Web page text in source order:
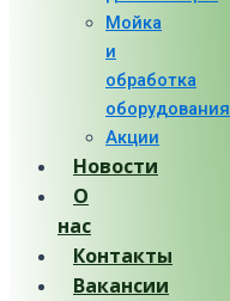
Мойка
и
обработка
оборудования
Акции
Новости
О
нас
Контакты
Вакансии